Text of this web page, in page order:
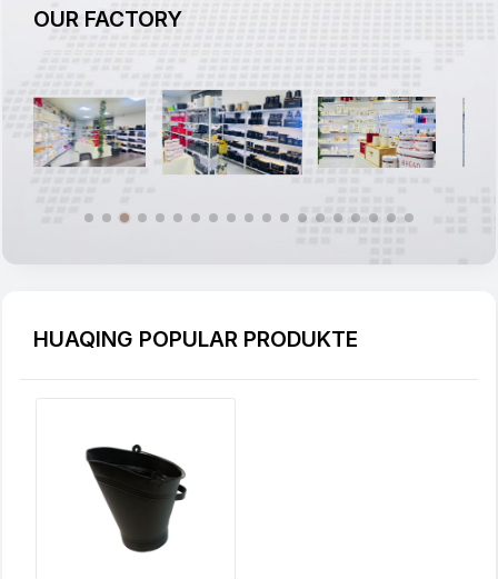
OUR FACTORY
HUAQING POPULAR PRODUKTE